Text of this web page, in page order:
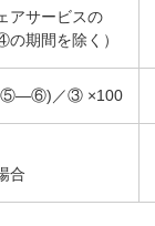
アサービスの
期間を除く）
／③ ×100
合